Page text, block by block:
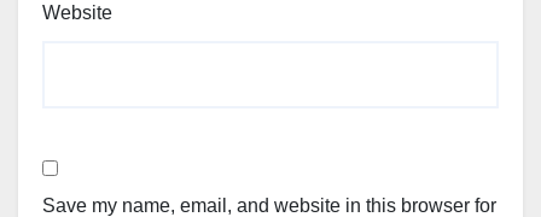
Website
Save my name, email, and website in this browser for